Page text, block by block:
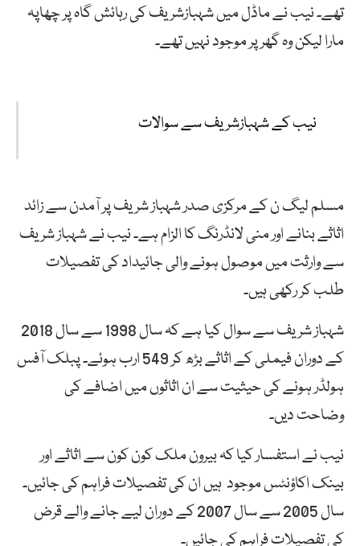
تھے۔ نیب نے ماڈل میں شہبازشریف کی رہائش گاہ پر چھاپہ
مارا لیکن وہ گھر پر موجود نہیں تھے۔
نیب کے شہبازشریف سے سوالات
مسلم لیگ ن کے مرکزی صدر شہباز شریف پر آمدن سے زائد
اثاثے بنانے اور منی لانڈرنگ کا الزام ہے۔ نیب نے شہباز شریف
سے وارثت میں موصول ہونے والی جائیداد کی تفصیلات
طلب کر رکھی ہیں۔
شہباز شریف سے سوال کیا ہے کہ سال 1998 سے سال 2018
کے دوران فیملی کے اثاثے بڑھ کر 549 ارب ہوئے۔ پبلک آفس
ہولڈر ہونے کی حیثیت سے ان اثاثوں میں اضافے کی
وضاحت دیں۔
نیب نے استفسار کیا کہ بیرون ملک کون کون سے اثاثے اور
بینک اکاؤنٹس موجود ہیں ان کی تفصیلات فراہم کی جائیں۔
سال 2005 سے سال 2007 کے دوران لیے جانے والے قرض
کی تفصیلات فراہم کی جائیں۔